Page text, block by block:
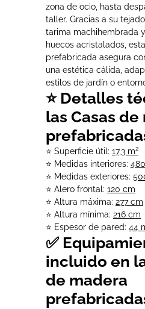
zona de ocio, hasta
taller. Gracias a su
tarima machihembrada
huecos acristalados,
prefabricada asegura
una estética cálida,
estilos de jardín o
⭐ Detalles
las Casas
⭐ Superficie útil: 17,3 m²
⭐ Medidas interiores:
⭐ Medidas exteriores:
⭐ Alero frontal: 120 cm
⭐ Altura máxima: 277 cm
⭐ Altura mínima: 216 cm
⭐ Espesor de pared: 44
✅
incluido en
de madera